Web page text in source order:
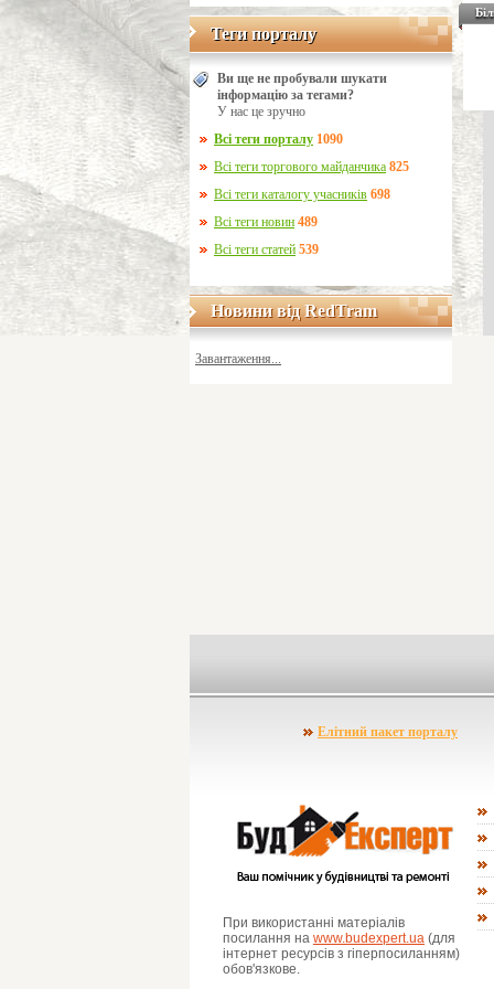
Теги порталу
Теги порталу
Ви ще не пробували шукати
інформацію за тегами?
У нас це зручно
Всі теги порталу 1090
Всі теги торгового майданчика 825
Всі теги каталогу учасників 698
Всі теги новин 489
Всі теги статей 539
Новини від RedTram
Новини від RedTram
Завантаження...
Елітний пакет порталу
При використанні матеріалів
посилання на www.budexpert.ua (для
інтернет ресурсів з гіперпосиланням)
обов'язкове.